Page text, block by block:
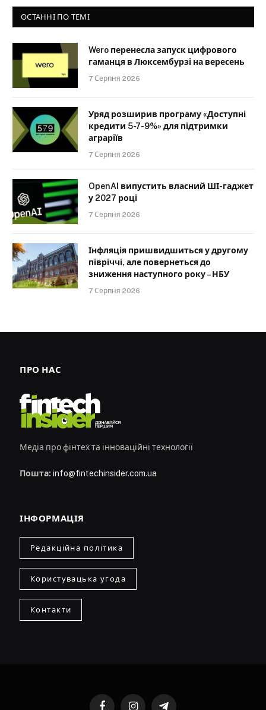
ОСТАННІ ПО ТЕМІ
Wero перенесла запуск цифрового
гаманця в Люксембурзі на вересень
7 Серпня 2026
Уряд розширив програму «Доступні
кредити 5-7-9%» для підтримки
аграріїв
7 Серпня 2026
OpenAI випустить власний ШІ-гаджет
у 2027 році
7 Серпня 2026
Інфляція пришвидшиться у другому
півріччі, але повернеться до
зниження наступного року – НБУ
7 Серпня 2026
ПРО НАС
Медіа про фінтех та інноваційні технології
Пошта: info@fintechinsider.com.ua
ІНФОРМАЦІЯ
Редакційна політика
Користувацька угода
Контакти